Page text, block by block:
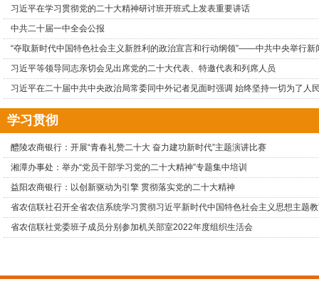
习近平在学习贯彻党的二十大精神研讨班开班式上发表重要讲话
中共二十届一中全会公报
“夺取新时代中国特色社会主义新胜利的政治宣言和行动纲领”——中共中央举行新
习近平等领导同志亲切会见出席党的二十大代表、特邀代表和列席人员
习近平在二十届中共中央政治局常委同中外记者见面时强调 始终坚持一切为了
学习贯彻
醴陵农商银行：开展“青春礼赞二十大 奋力建功新时代”主题演讲比赛
湘潭办事处：举办“党员干部学习党的二十大精神”专题集中培训
益阳农商银行：以创新驱动为引擎 贯彻落实党的二十大精神
省农信联社召开全省农信系统学习贯彻习近平新时代中国特色社会主义思想主题
省农信联社党委班子成员分别参加机关部室2022年度组织生活会